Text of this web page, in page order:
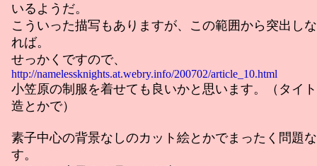
いるようだ。
こういった描写もありますが、この範囲から突出し
れば。
せっかくですので、
http://namelessknights.at.webry.info/200702/article_10.html
小笠原の制服を着せても良いかと思います。（タイ
造とかで）
素子中心の背景なしのカット絵とかでまったく問題
す。